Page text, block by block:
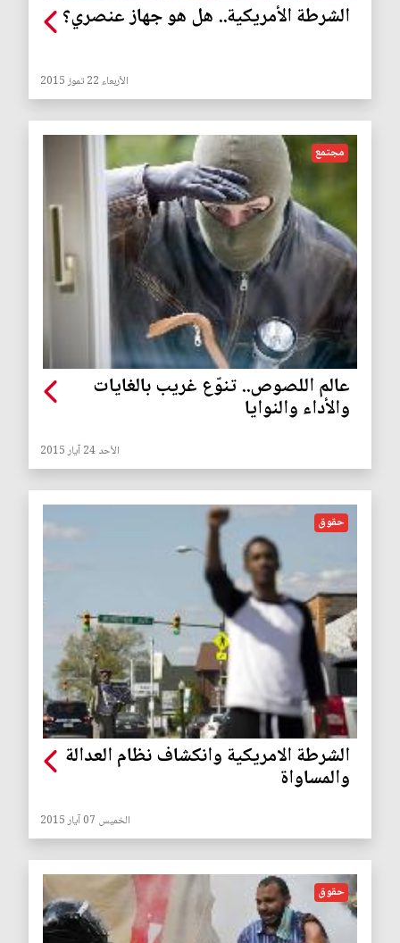
الشرطة الأمريكية.. هل هو جهاز عنصري؟
الأربعاء 22 تموز 2015
مجتمع
عالم اللصوص.. تنوّع غريب بالغايات
والأداء والنوايا
الأحد 24 آيار 2015
حقوق
الشرطة الامريكية وانكشاف نظام العدالة
والمساواة
الخميس 07 آيار 2015
حقوق